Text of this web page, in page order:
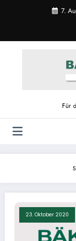
7.
Für
23. Oktober 2020